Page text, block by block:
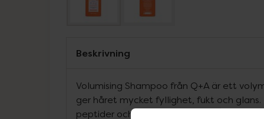
Beskrivning
Volumising Shampoo från Q+A är ett
ger håret mycket fyllighet, fukt och
peptider och aminosyror för att ge håret